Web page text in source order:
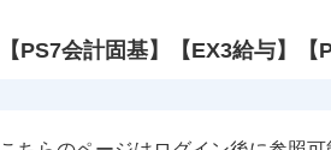
【PS7会計固基】【EX3給与】